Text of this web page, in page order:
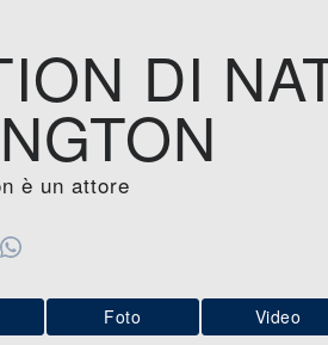
DI
è un attore
Foto Video